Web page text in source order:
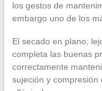
los gestos de
embargo uno de los
El secado en plano,
completa las buenas
correctamente
sujeción y